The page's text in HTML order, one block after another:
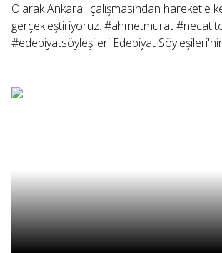
Olarak Ankara" çalışmasından hareketle
gerçekleştiriyoruz. #ahmetmurat
#edebiyatsöyleşileri Edebiyat